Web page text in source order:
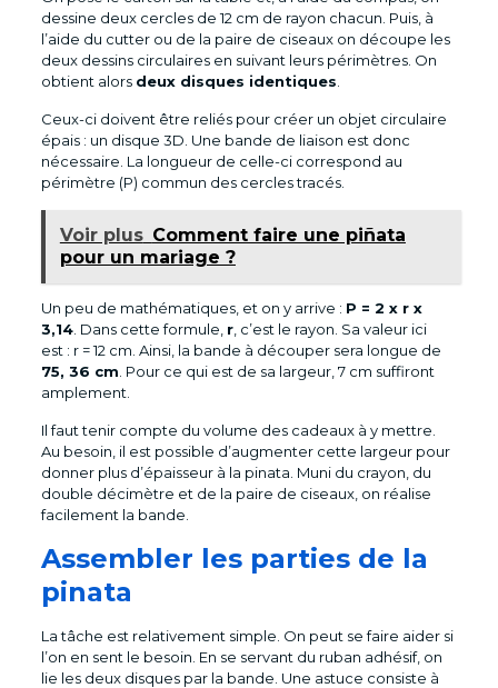
dessine deux cercles de 12 cm de rayon chacun. Puis, à
l’aide du cutter ou de la paire de ciseaux on découpe les
deux dessins circulaires en suivant leurs périmètres. On
obtient alors deux disques identiques
Ceux-ci doivent être reliés pour créer un objet circulaire
épais : un disque 3D. Une bande de liaison est donc
nécessaire. La longueur de celle-ci correspond au
périmètre (P) commun des cercles tracés.
Voir plus Comment faire une piñata
pour un mariage ?
Un peu de mathématiques, et on y arrive : P = 2 x r x
3,14. Dans cette formule, r, c’est le rayon. Sa valeur ici
est : r = 12 cm. Ainsi, la bande à découper sera longue de
75, 36 cm . Pour ce qui est de sa largeur, 7 cm suffiront
amplement.
Il faut tenir compte du volume des cadeaux à y mettre.
Au besoin, il est possible d’augmenter cette largeur pour
donner plus d’épaisseur à la pinata. Muni du crayon, du
double décimètre et de la paire de ciseaux, on réalise
facilement la bande.
Assembler les parties de la
pinata
La tâche est relativement simple. On peut se faire aider si
l’on en sent le besoin. En se servant du ruban adhésif, on
lie les deux disques par la bande. Une astuce consiste à